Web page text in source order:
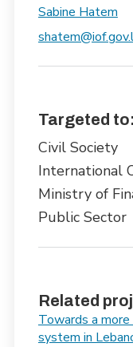
Sabine Hatem
Targeted to:
Civil Society
International
Ministry of
Public Sector
Related
Towards a
system in